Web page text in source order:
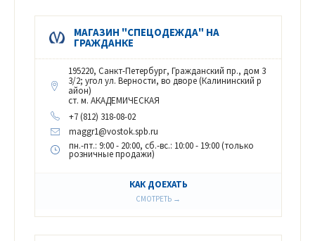
МАГАЗИН "СПЕЦОДЕЖДА" НА
ГРАЖДАНКЕ
195220, Санкт-Петербург, Гражданский пр., дом 3
3/2; угол ул. Верности, во дворе (Калининский р
айон)
ст. м. АКАДЕМИЧЕСКАЯ
+7 (812) 318-08-02
maggr1@vostok.spb.ru
пн.-пт.: 9:00 - 20:00, сб.-вс.: 10:00 - 19:00 (только
розничные продажи)
КАК ДОЕХАТЬ
СМОТРЕТЬ →